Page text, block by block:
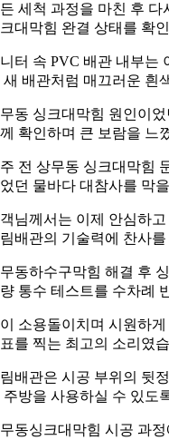
세척 과정을 마친 후
대막힘 완결 상태를 확
터 속 PVC 배관 내부는
새 배관처럼 매끄러운 흰
동 싱크대막힘 원인이
확인하며 큰 보람을 느
전 상무동 싱크대막힘
던 물바다 대참사를 막
님께서는 이제 안심하
배관의 기술력에 찬사
동하수구막힘 해결 후
통수 테스트를 수차례
소용돌이치며 시원하
를 찍는 최고의 소리였
배관은 시공 부위의 뒷
주방을 사용하실 수 있도
동싱크대막힘 시공 과